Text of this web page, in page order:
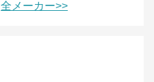
全メーカー>>